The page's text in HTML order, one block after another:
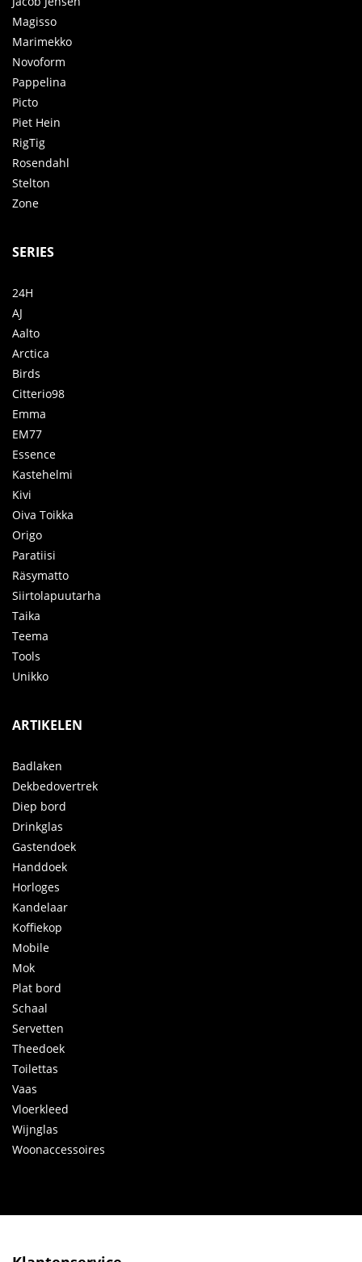
Magisso
Marimekko
Novoform
Pappelina
Picto
Piet Hein
RigTig
Rosendahl
Stelton
Zone
SERIES
24H
AJ
Aalto
Arctica
Birds
Citterio98
Emma
EM77
Essence
Kastehelmi
Kivi
Oiva Toikka
Origo
Paratiisi
Räsymatto
Siirtolapuutarha
Taika
Teema
Tools
Unikko
ARTIKELEN
Badlaken
Dekbedovertrek
Diep bord
Drinkglas
Gastendoek
Handdoek
Horloges
Kandelaar
Koffiekop
Mobile
Mok
Plat bord
Schaal
Servetten
Theedoek
Toilettas
Vaas
Vloerkleed
Wijnglas
Woonaccessoires